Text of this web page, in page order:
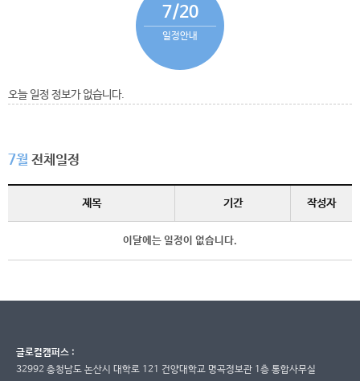
7/20
일정안내
오늘 일정 정보가 없습니다.
7월 전체일정
제목 기간 작성자
이달에는 일정이 없습니다.
글로컬캠퍼스 :
32992 충청남도 논산시 대학로 121 건양대학교 명곡정보관 1층 통합사무실